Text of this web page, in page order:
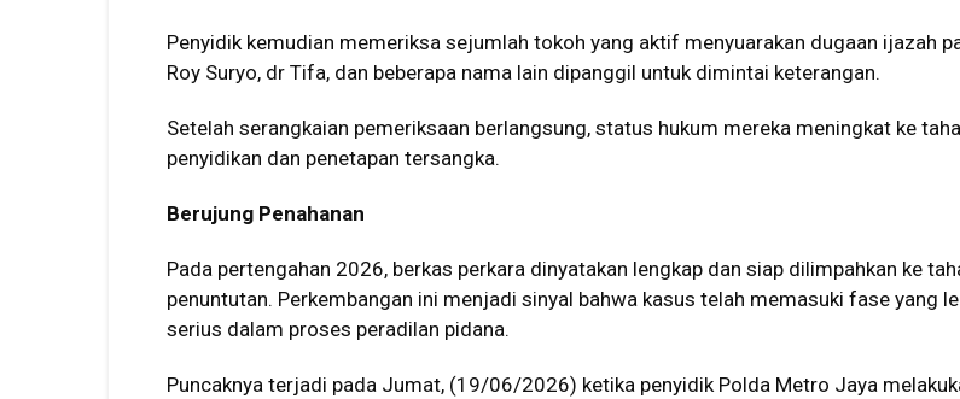
Penyidik kemudian memeriksa sejumlah tokoh yang aktif menyuarakan dugaan ijazah
Roy Suryo, dr Tifa, dan beberapa nama lain dipanggil untuk dimintai keterangan.
Setelah serangkaian pemeriksaan berlangsung, status hukum mereka meningkat ke
penyidikan dan penetapan tersangka.
Berujung Penahanan
Pada pertengahan 2026, berkas perkara dinyatakan lengkap dan siap dilimpahkan ke
penuntutan. Perkembangan ini menjadi sinyal bahwa kasus telah memasuki fase yang
serius dalam proses peradilan pidana.
Puncaknya terjadi pada Jumat, (19/06/2026) ketika penyidik Polda Metro Jaya